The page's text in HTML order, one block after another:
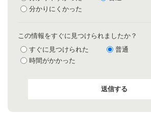
分かりにくかった
この情報をすぐに見つけられましたか？
すぐに見つけられた
普通
時間がかかった